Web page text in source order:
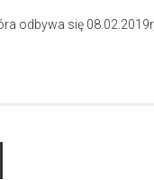
odbywa się